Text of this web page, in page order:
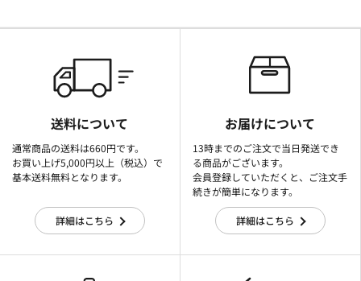
送料について
通常商品の送料は660円です。
お買い上げ5,000円以上（税込）で
基本送料無料となります。
詳細はこちら
お届けについて
13時までのご注文で当日発送でき
る商品がございます。
会員登録していただくと、ご注文手
続きが簡単になります。
詳細はこちら